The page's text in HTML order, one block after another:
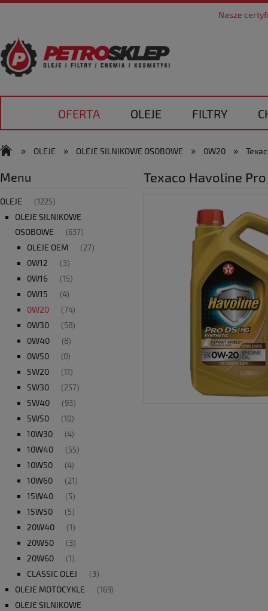
Nasze
OFERTA OLEJE FILTRY
» OLEJE » OLEJE SILNIKOWE OSOBOWE » 0W20 »
Menu
OLEJE (1225)
OLEJE SILNIKOWE
OSOBOWE
(637)
OLEJE OEM (27)
0W12 (3)
0W16 (15)
0W15 (4)
0W20 (74)
0W30 (58)
0W40 (8)
0W50 (0)
5W20 (11)
5W30 (257)
5W40 (93)
5W50 (10)
10W30 (4)
10W40 (55)
10W50 (4)
10W60 (21)
15W40 (5)
15W50 (5)
20W40 (1)
20W50 (3)
20W60 (1)
CLASSIC OLEJ (3)
OLEJE MOTOCYKLE (169)
OLEJE SILNIKOWE
Texaco Havoline Pro